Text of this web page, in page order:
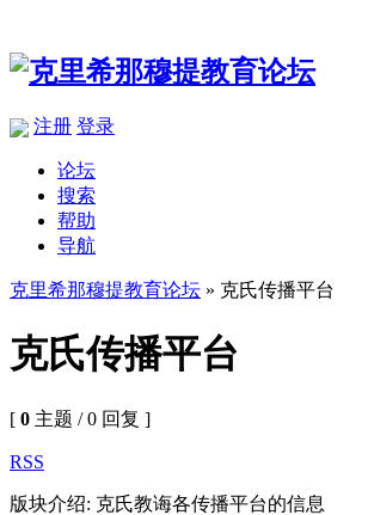
注册 登录
论坛
搜索
帮助
导航
克里希那穆提教育论坛 » 克氏传播平台
克氏传播平台
[ 0 主题 / 0 回复 ]
RSS
版块介绍: 克氏教诲各传播平台的信息